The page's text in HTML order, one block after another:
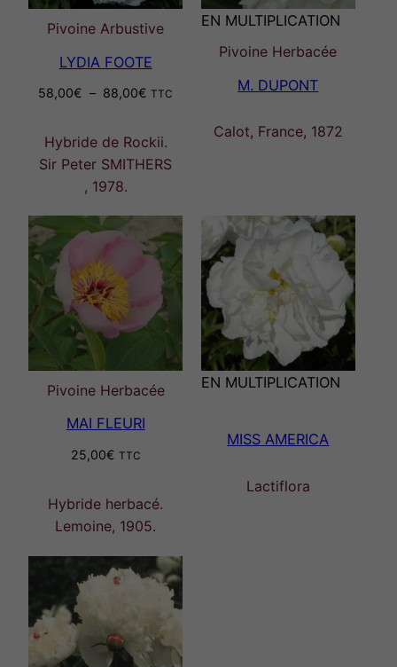
Pivoine Arbustive
LYDIA FOOTE
58,00€ – 88,00€ Plage
58,00€
à
TTC
Hybride de Rockii.
Sir Peter SMITHERS
, 1978.
EN MULTIPLICATION
Pivoine Herbacée
M. DUPONT
Calot, France, 1872
Pivoine Herbacée
MAI FLEURI
25,00€ TTC
Hybride herbacé.
Lemoine, 1905.
EN MULTIPLICATION
MISS AMERICA
Lactiflora